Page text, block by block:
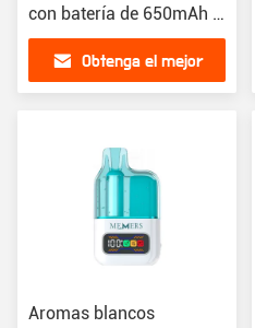
con batería de 650mAh y
22000 puffs
Obtenga el mejor
Aromas blancos